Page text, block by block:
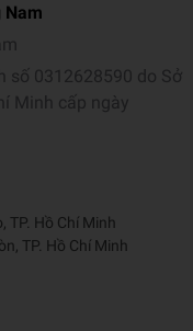
Nam
số 0312628590 do Sở
Minh cấp ngày
TP. Hồ Chí Minh
TP. Hồ Chí Minh